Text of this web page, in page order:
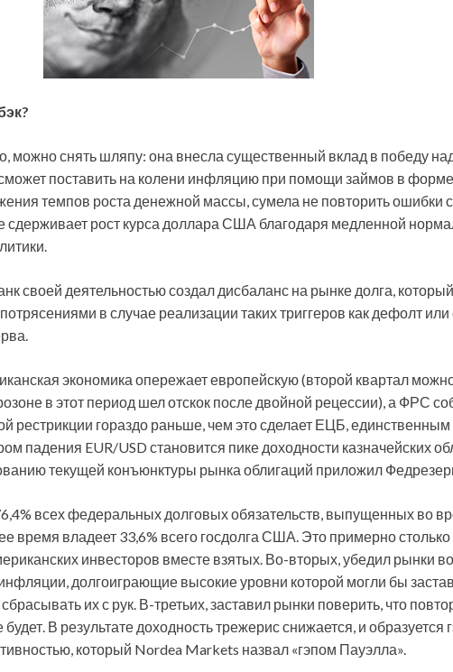
можно снять шляпу: она внесла существенный вклад в победу
поставить на колени инфляцию при помощи займов в форме
темпов роста денежной массы, сумела не повторитьошибки
сдерживает рост курса доллара США благодаря медленной
своей деятельностью создал дисбаланс на рынке долга,
в случае реализации таких триггеров как дефолт
экономика опережает европейскую (второй квартал
в этот период шел отскок после двойной рецессии), а ФРС
рестрикции гораздо раньше, чем это сделает ЕЦБ, единственным
падения EUR/USD становится пике доходности казначейских
текущей конъюнктуры рынка облигаций приложил
всех федеральных долговых обязательств, выпущенных во
время владеет 33,6% всего госдолга США. Это примерно
инвесторов вместе взятых. Во-вторых, убедил рынки во
долгоиграющие высокие уровни которой могли бы
их с рук. В-третьих, заставил рынки поверить, что
В результате доходность трежерис снижается, и образуется
который Nordea Markets назвал «гэпом Пауэлла».